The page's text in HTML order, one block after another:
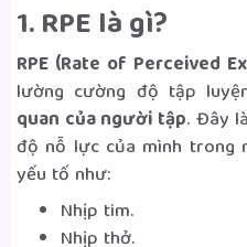
4.1 Đối với người mới
4.2 Đối với người tập
tháng)
4.3 Áp dụng linh hoạt
4.4 Áp dụng RPE cho
1. RPE là gì?
RPE (Rate of Perceived
lường cường độ tập
quan của người tập. Đây
độ nỗ lực của mình trong
yếu tố như:
Nhịp tim.
Nhịp thở.